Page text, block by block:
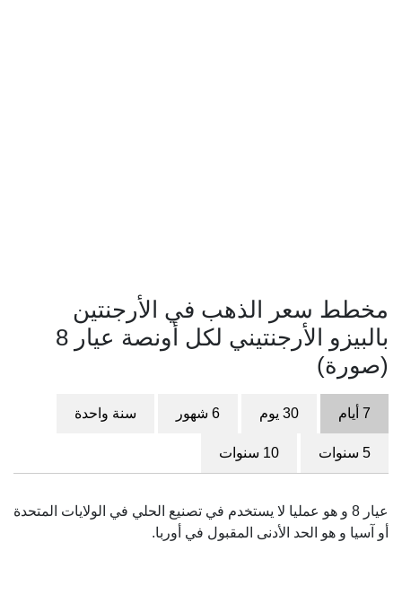
مخطط سعر الذهب في الأرجنتين
بالبيزو الأرجنتيني لكل أونصة عيار 8
(صورة)
7 أيام 30 يوم 6 شهور سنة واحدة
5 سنوات 10 سنوات
عيار 8 و هو عمليا لا يستخدم في تصنيع الحلي في الولايات المتحدة
أو آسيا و هو الحد الأدنى المقبول في أوربا.